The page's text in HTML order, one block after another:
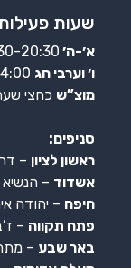
שעות
א׳-ה׳ 20:30
ו׳ וערבי חג
מוצ”ש כחצי
סניפים:
ראשון לציון –
אשדוד – הנשיא
חיפה – יהודה
פתח תקווה –
באר שבע –